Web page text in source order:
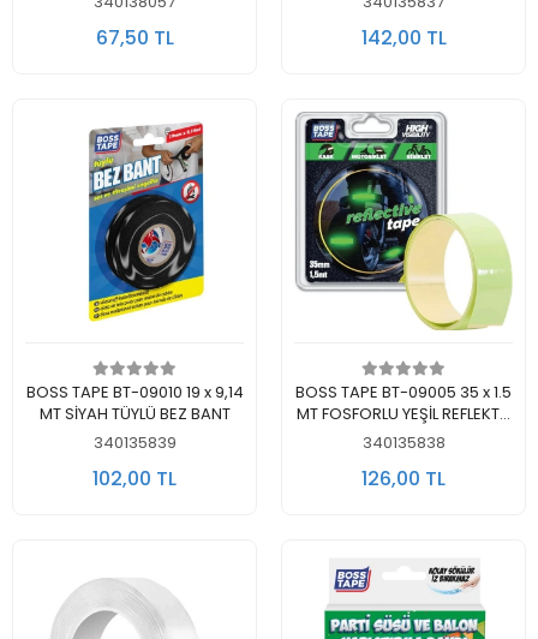
67,50 TL 142,00 TL
Sepete Ekle
BOSS TAPE BT-09010 19 x 9,14
MT SİYAH TÜYLÜ BEZ BANT
340135839
102,00 TL
Sepete Ekle
BOSS TAPE BT-09005 35 x 1.5
MT FOSFORLU YEŞİL REFLEKTİF
BANT
340135838
126,00 TL